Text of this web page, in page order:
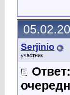
Serjinio
участник